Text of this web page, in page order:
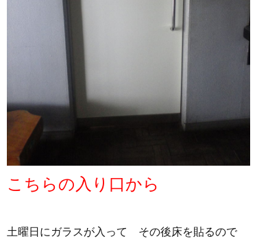
こちらの入り口から
土曜日にガラスが入って その後床を貼るので